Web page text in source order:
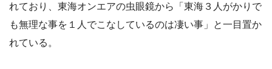
れており、東海オンエアの虫眼鏡から「東海３人がかりで
も無理な事を１人でこなしているのは凄い事」と一目置か
れている。